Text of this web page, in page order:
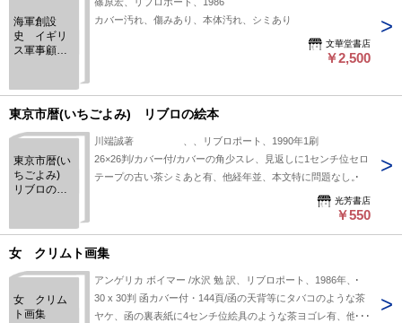
海軍創設
史 イギリ
ス軍事顧問
カバー汚れ、傷みあり、本体汚れ、シミあり
文華堂書店
￥2,500
東京市暦(いちごよみ) リブロの絵本
東京市暦(い
ちごよみ)
リブロの絵
川端誠著 、、リブロポート、1990年1刷
26×26判/カバー付/カバーの角少スレ、見返しに1センチ位セロ
テープの古い茶シミあと有、他経年並、本文特に問題なし。
光芳書店
￥550
女 クリムト画集
女 クリム
ト画集
アンゲリカ ボイマー /水沢 勉 訳、リブロポート、1986年、s
30 x 30判 函カバー付・144頁/函の天背等にタバコのような茶
ヤケ、函の裏表紙に4センチ位絵具のような茶ヨゴレ有、他は